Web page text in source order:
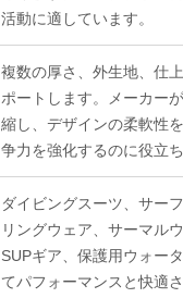
活動に適しています。
複数の厚さ、外生地、仕
ポートします。メーカー
縮し、デザインの柔軟性
争力を強化するのに役立ち
ダイビングスーツ、サー
リングウェア、サーマル
SUPギア、保護用ウォー
てパフォーマンスと快適